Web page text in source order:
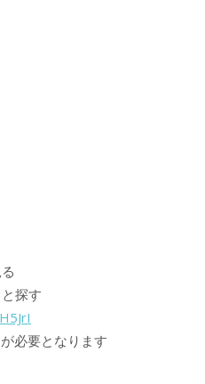
探す
必要となります